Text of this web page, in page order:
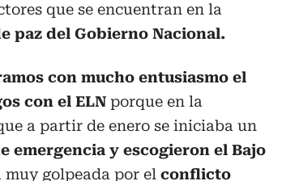
que se encuentran en la
paz del Gobierno Nacional.
con mucho entusiasmo el
con el ELN porque en la
a partir de enero se iniciaba un
emergencia y escogieron el Bajo
muy golpeada por el conflicto